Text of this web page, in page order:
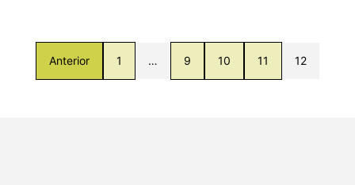
Anterior 1 … 9 10 11 12